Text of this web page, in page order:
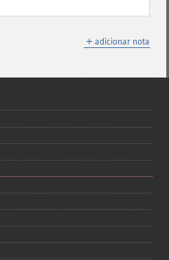
＋ adicionar nota